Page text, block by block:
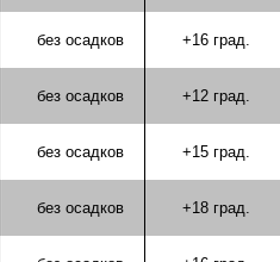
без осадков +16 град.
без осадков +12 град.
без осадков +15 град.
без осадков +18 град.